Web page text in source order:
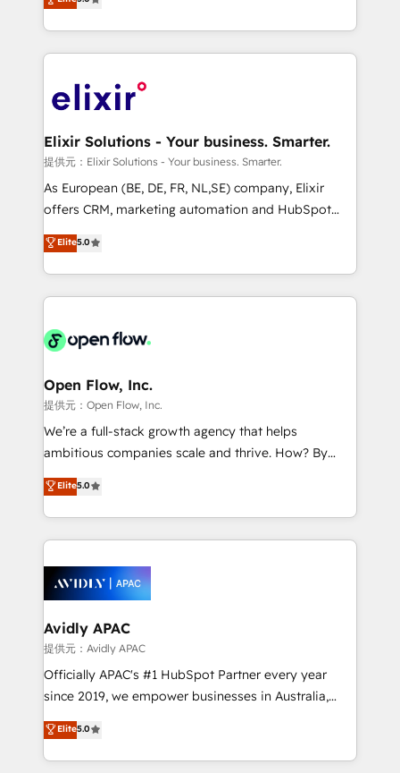
portfolio and lifecycle management 🏭
HIPAA-aware; CASL-compliant; GDPR-ready
implementations where required 💡 Why 500+
built to scale.
market B2B companies globally that want a strategic
approach to execute their goals through creative
applications of our solutions; Technical HubSpot
Design, Migrations + Integrations. Mole Street’s
greatness, which is achieved through creating
absolute clarity, derived from a well-defined
strategy, executed well, and reported on with clear
results. The culture is driven by core values; Joy, Grit,
Mindedness, and Clarity. We are driven to win for the
collective good of the company and its clientele, and
things are happening.
Elixir Solutions - Your business. Smarter.
提供元：Elixir Solutions - Your business. Smarter.
As European (BE, DE, FR, NL,SE) company, Elixir
offers CRM, marketing automation and HubSpot
integration products and services to mid-market
and enterprise customers. We ensure that your sales,
service and marketing department operates in the
most effective way, while at the same time
integrated buyers journey. Elixir is located in
and Stockholm Elixir is a first mover and leader
when it comes to HubSpot sales and service
implementations, highly renowned for our business
acumen, process (re-)design experience and a
integrate HubSpot with complex solutions like SAP,
MicroSoft, custom solutions,... Our company also has
execution, CPQ, customer portals and HubSpot CMS
Elite5.0
Open Flow, Inc.
提供元：Open Flow, Inc.
We’re a full-stack growth agency that helps
ambitious companies scale and thrive. How? By
upgrading and streamlining every single revenue-
generating aspect of your business. We’re proud
HubSpot Elite Solutions Partners and devout CRM
nerds who can harness HubSpot’s custom digital
experience. Working hand-in-hand with your team,
we’ll assemble a RevOps machine that drives more
traffic, generates better leads and crushes your
revenue goals. We've worked with thousands of
HubSpot customers and we'd love to work with you
too! Clients come to us for: Advanced CRM solutions
HubSpot Data System Migrations between systems
to HubSpot New lead generation strategies Time-
Elite5.0
Avidly APAC
提供元：Avidly APAC
Officially APAC's #1 HubSpot Partner every year
since 2019, we empower businesses in Australia,
New Zealand, and globally to realise their full
potential through enterprise HubSpot CRM
implementation. And we deliver best practice across
Elite5.0